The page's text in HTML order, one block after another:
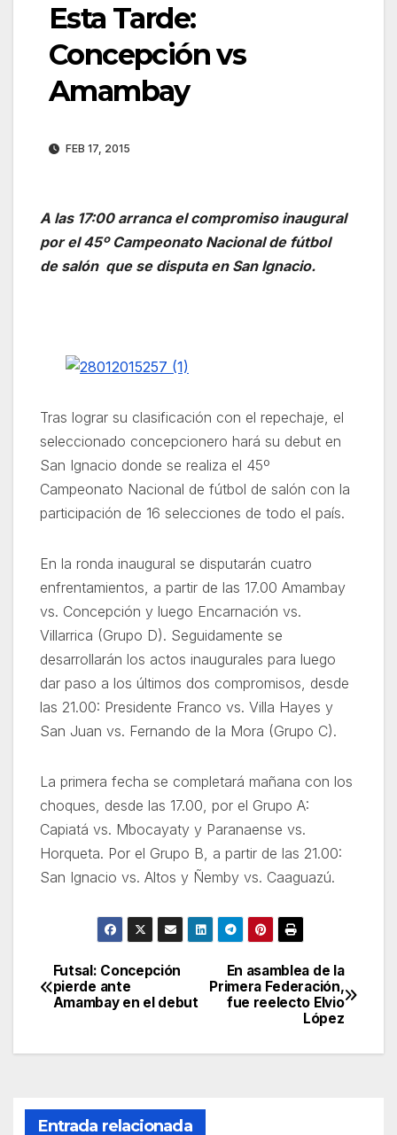
Esta Tarde:
Concepción vs
Amambay
FEB 17, 2015
A las 17:00 arranca el compromiso inaugural
por el 45º Campeonato Nacional de fútbol
de salón que se disputa en San Ignacio.
Tras lograr su clasificación con el repechaje, el
seleccionado concepcionero hará su debut en
San Ignacio donde se realiza el 45º
Campeonato Nacional de fútbol de salón con la
participación de 16 selecciones de todo el país.
En la ronda inaugural se disputarán cuatro
enfrentamientos, a partir de las 17.00 Amambay
vs. Concepción y luego Encarnación vs.
Villarrica (Grupo D). Seguidamente se
desarrollarán los actos inaugurales para luego
dar paso a los últimos dos compromisos, desde
las 21.00: Presidente Franco vs. Villa Hayes y
San Juan vs. Fernando de la Mora (Grupo C).
La primera fecha se completará mañana con los
choques, desde las 17.00, por el Grupo A:
Capiatá vs. Mbocayaty y Paranaense vs.
Horqueta. Por el Grupo B, a partir de las 21.00:
San Ignacio vs. Altos y Ñemby vs. Caaguazú.
Navegación
de
entradas
En asamblea de la
Primera Federación,
fue reelecto Elvio
López
Futsal: Concepción
pierde ante
Amambay en el debut
Entrada relacionada